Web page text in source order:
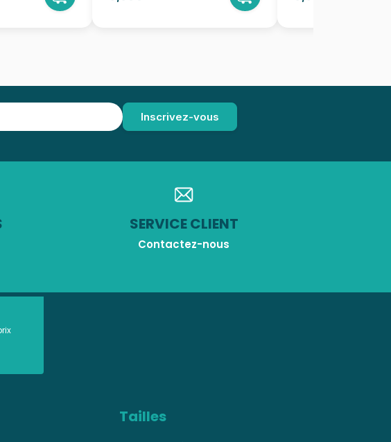
SERVICE CLIENT
Contactez-nous
Tailles